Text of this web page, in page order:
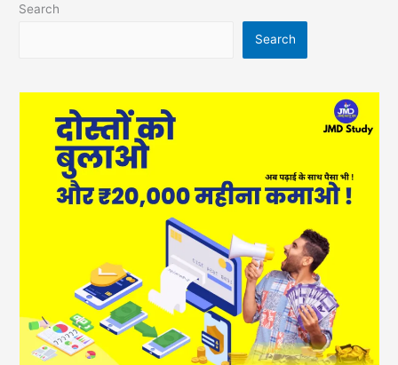
Search
Search